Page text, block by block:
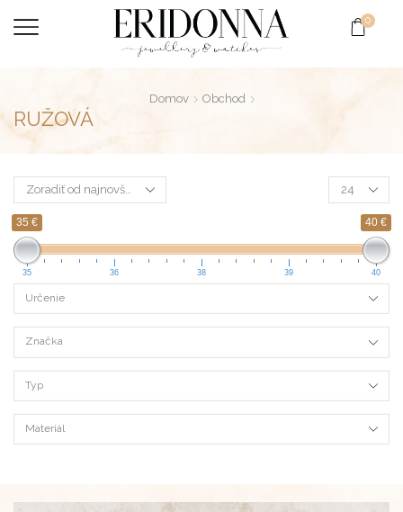
0
Domov Obchod
RUŽOVÁ
35 € 40 €
35 36 38 39 40
Určenie
Značka
Typ
Materiál